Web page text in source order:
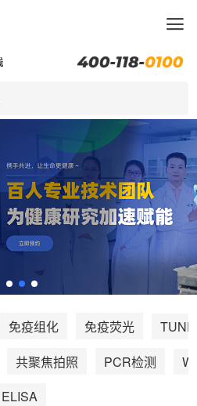
免疫组化 免疫荧光
共聚焦拍照 PCR检测
ELISA